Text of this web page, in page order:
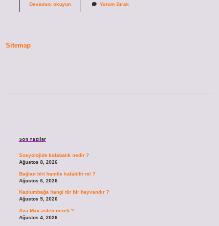
Devamını okuyunEnkarnasyonYorum Bırak
Sitemap
Son Yazılar
Sosyolojide kalabalık nedir ?
Ağustos 8, 2026
Bağlan biri hamile kalabilir mi ?
Ağustos 6, 2026
Kaplumbağa hangi tür bir hayvandır ?
Ağustos 5, 2026
Ava Max aslen nereli ?
Ağustos 4, 2026